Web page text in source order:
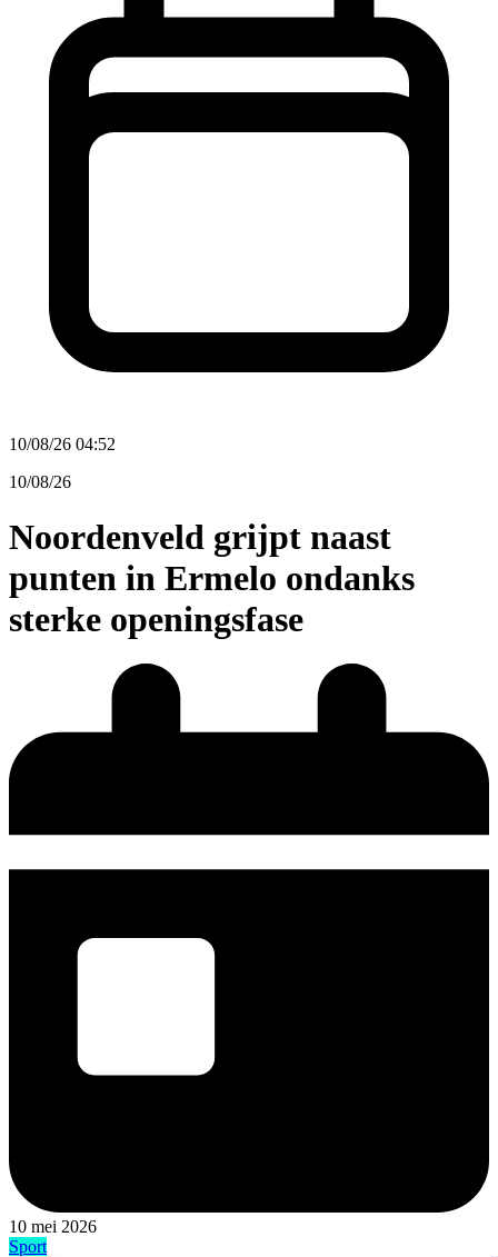
10/08/26 04:52
10/08/26
Noordenveld grijpt naast
punten in Ermelo ondanks
sterke openingsfase
10 mei 2026
Sport